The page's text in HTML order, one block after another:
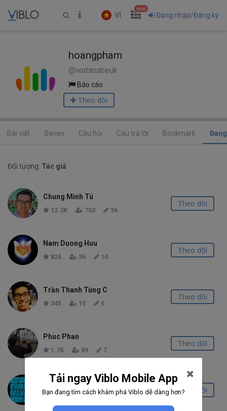
VI
new
Đăng nhập/Đăng ký
hoangpham
@watanabeuk
Báo cáo
Theo dõi
Bài viết Series Câu hỏi Câu trả lời Bookmark
Đối tượng: Tác giả
Chung Minh Tú
13.2K 702 36
Theo dõi
Nam Duong Huu
824 36 14
Theo dõi
Trần Thanh Tùng C
345 15 6
Theo dõi
Phuc Phan
1.7K 89 7
Theo dõi
Hoang Trong Hieu
855 25 17
Theo dõi
Tải ngay Viblo Mobile App
Bạn đang tìm cách khám phá Viblo dễ dàng hơn?